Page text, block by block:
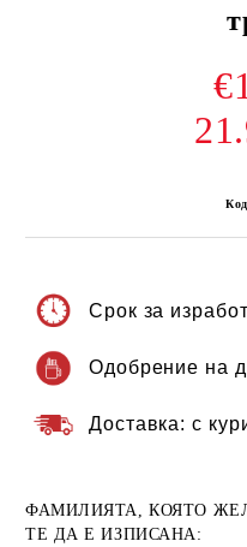
Срок за
Одобрение на
Доставка: с
ФАМИЛИЯТА, КОЯТО
ТЕ ДА Е ИЗПИСАНА: